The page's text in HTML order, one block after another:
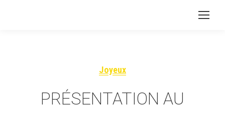
Joyeux
PRÉSENTATION AU